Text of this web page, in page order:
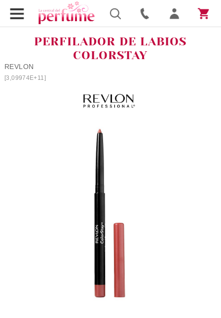
PERFILADOR DE LABIOS
COLORSTAY
REVLON
[3,09974E+11]